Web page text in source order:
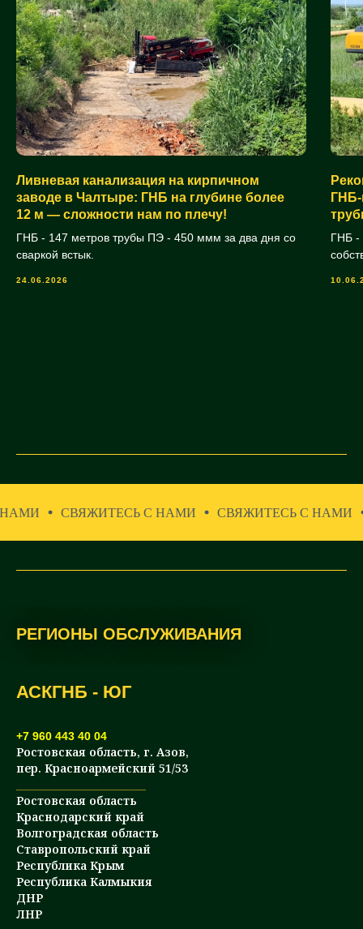
Ливневая канализация на кирпичном
заводе в Чалтыре: ГНБ на глубине более
12 м — сложности нам по плечу!
ГНБ - 147 метров трубы ПЭ - 450 ммм за два дня со
сваркой встык.
24.06.2026
ГНБ -
СВЯЖИТЕСЬ С НАМИ СВЯЖИТЕСЬ С НАМИ
РЕГИОНЫ ОБСЛУЖИВАНИЯ
АСКГНБ - ЮГ
+7 960 443 40 04
Ростовская область, г. Азов,
пер. Красноармейский 51/53
Ростовская область
Краснодарский край
Волгоградская область
Ставропольский край
Республика Крым
Республика Калмыкия
ДНР
ЛНР